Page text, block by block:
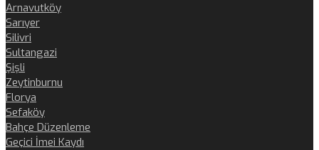
Arnavutköy
Sarıyer
Silivri
Sultangazi
Şişli
Zeytinburnu
Florya
Sefaköy
Bahçe Düzenleme
Geçici İmei Kaydı